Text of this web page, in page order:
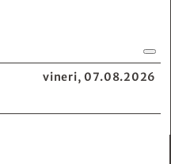
vineri, 07.08.2026